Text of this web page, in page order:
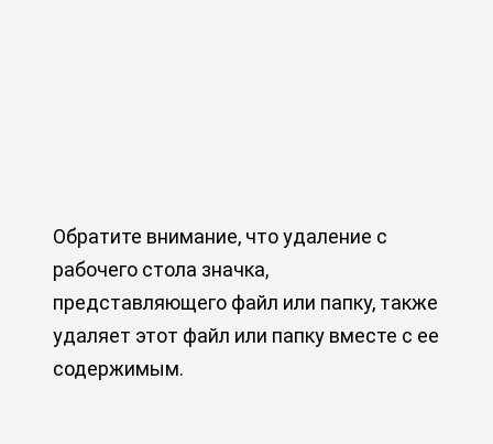
Обратите внимание, что удаление с
рабочего стола значка,
представляющего файл или папку, также
удаляет этот файл или папку вместе с ее
содержимым.